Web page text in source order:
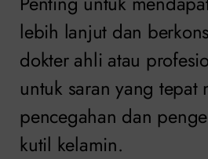
lebih lanjut dan
dokter ahli atau
untuk saran yang tepat
pencegahan dan
kutil kelamin.